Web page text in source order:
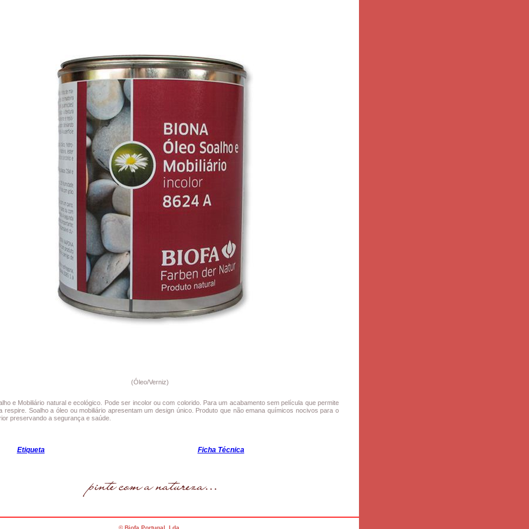
(Óleo/Verniz)
e Mobiliário natural e ecológico. Pode ser incolor ou com colorido. Para um acabamento sem película que permite
respire. Soalho a óleo ou mobiliário apresentam um design único. Produto que não emana químicos nocivos para o
preservando a segurança e saúde.
Etiqueta Ficha Técnica
© Biofa Portugal, Lda.